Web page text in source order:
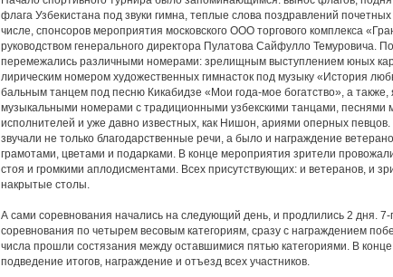
флага Узбекистана под звуки гимна, теплые слова поздравлений почетных
числе, спонсоров мероприятия московского ООО торгового комплекса
руководством генерального директора Пулатова Сайфулло Темуровича.
перемежались различными номерами: зрелищным выступлением юных
лирическим номером художественных гимнасток под музыку «История
бальным танцем под песню Кикабидзе «Мои года-мое богатство», а также,
музыкальными номерами с традиционными узбекскими танцами, песнями
исполнителей и уже давно известных, как Нишон, ариями оперных певцов.
звучали не только благодарственные речи, а было и награждение
грамотами, цветами и подарками. В конце мероприятия зрители
стоя и громкими аплодисментами. Всех присутствующих: и ветеранов, и
накрытые столы.
А сами соревнования начались на следующий день, и продлились 2 дня.
соревнования по четырем весовым категориям, сразу с награждением
числа прошли состязания между оставшимися пятью категориями. В
подведение итогов, награждение и отъезд всех участников.